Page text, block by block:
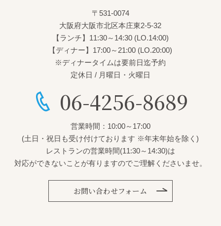
〒531-0074
大阪府大阪市北区本庄東2-5-32
【ランチ】11:30～14:30 (LO.14:00)
【ディナー】17:00～21:00 (LO.20:00)
※ディナータイムは要前日迄予約
定休日 / 月曜日・火曜日
06-4256-8689
営業時間：10:00～17:00
(土日・祝日も受け付けております ※年末年始を除く)
レストランの営業時間(11:30～14:30)は
対応ができないことが有りますのでご理解くださいませ。
お問い合わせフォーム